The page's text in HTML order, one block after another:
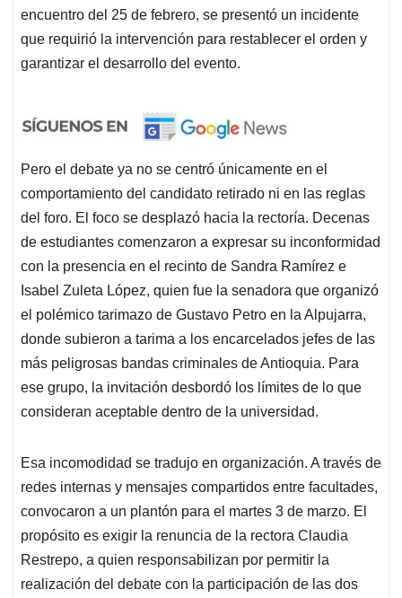
encuentro del 25 de febrero, se presentó un incidente
que requirió la intervención para restablecer el orden y
garantizar el desarrollo del evento.
Pero el debate ya no se centró únicamente en el
comportamiento del candidato retirado ni en las reglas
del foro. El foco se desplazó hacia la rectoría. Decenas
de estudiantes comenzaron a expresar su inconformidad
con la presencia en el recinto de Sandra Ramírez e
Isabel Zuleta López, quien fue la senadora que organizó
el polémico tarimazo de Gustavo Petro en la Alpujarra,
donde subieron a tarima a los encarcelados jefes de las
más peligrosas bandas criminales de Antioquia. Para
ese grupo, la invitación desbordó los límites de lo que
consideran aceptable dentro de la universidad.
Esa incomodidad se tradujo en organización. A través de
redes internas y mensajes compartidos entre facultades,
convocaron a un plantón para el martes 3 de marzo. El
propósito es exigir la renuncia de la rectora Claudia
Restrepo, a quien responsabilizan por permitir la
realización del debate con la participación de las dos